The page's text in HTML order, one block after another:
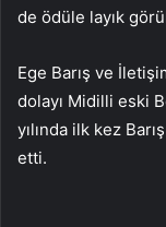
de ödüle layık
Ege Barış ve
dolayı Midilli eski
yılında ilk kez
etti.